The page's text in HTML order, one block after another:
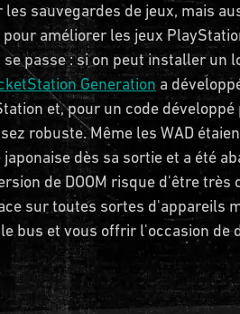
sauvegardes de jeux, mais
améliorer les jeux
passe : si on peut installer un
Generation a
et, pour un code
robuste. Même les WAD
dès sa sortie et a été
de DOOM risque d'être très
sur toutes sortes d'appareils
bus et vous offrir l'occasion de